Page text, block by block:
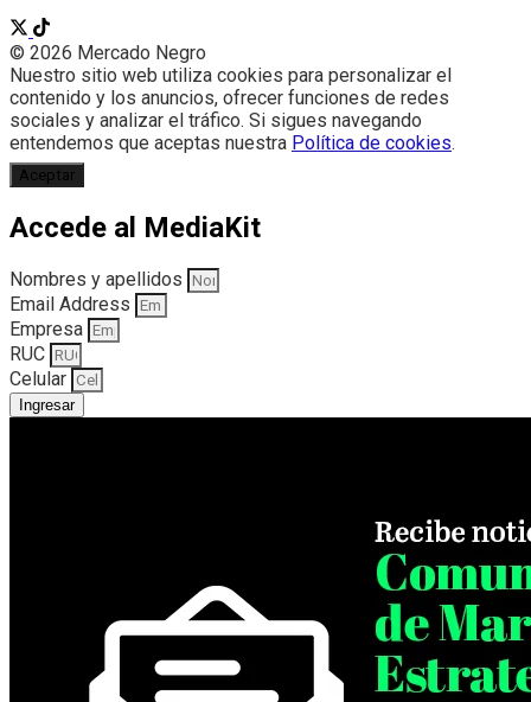
© 2026 Mercado Negro
Nuestro sitio web utiliza cookies para personalizar el
contenido y los anuncios, ofrecer funciones de redes
sociales y analizar el tráfico. Si sigues navegando
entendemos que aceptas nuestra Política de cookies.
Aceptar
Accede al MediaKit
Nombres y apellidos
Email Address
Empresa
RUC
Celular
Ingresar